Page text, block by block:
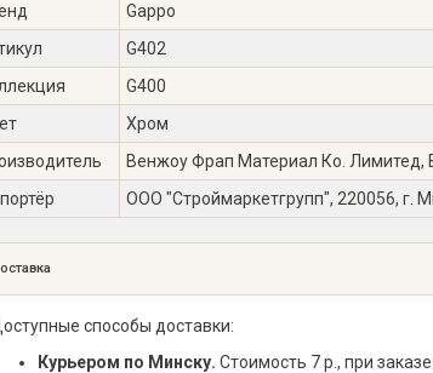
Gappo
G402
G400
Хром
Венжоу Фрап Материал Ко. Лимитед,
ООО "Строймаркетгрупп", 220056, г.
способы доставки:
Курьером по Минску. Стоимость 7 р., при